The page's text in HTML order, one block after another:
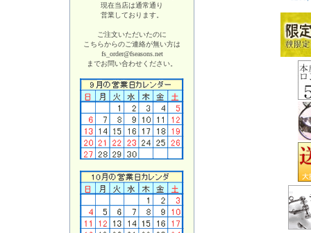
現在当店は通常通り
営業しております。
ご注文いただいたのに
こちらからのご連絡が無い方は
fs_order@fseasons.net
までお問い合わせください。